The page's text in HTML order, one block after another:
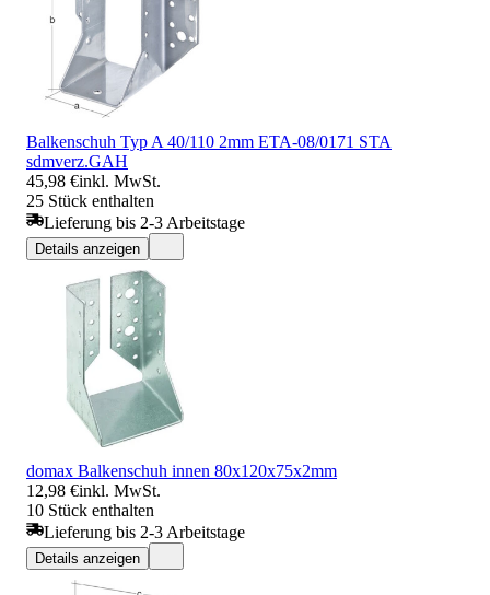
Balkenschuh Typ A 40/110 2mm ETA-08/0171 STA
sdmverz.GAH
45,98 €inkl. MwSt.
25 Stück enthalten
Lieferung bis 2-3 Arbeitstage
Details anzeigen
domax Balkenschuh innen 80x120x75x2mm
12,98 €inkl. MwSt.
10 Stück enthalten
Lieferung bis 2-3 Arbeitstage
Details anzeigen